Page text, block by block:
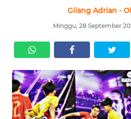
Gilang Adrian -
Minggu, 28 September
POLHUKAM
KRIMINAL
EKUIN
SAINS-TEKNO